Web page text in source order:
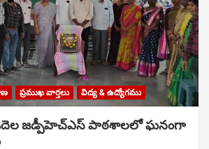
ప్రముఖ వార్తలు విద్య & ఉద్యోగము
ఓదెల జ‌డ్పీహెచ్ఎస్ పాఠ‌శాల‌లో ఘనంగా